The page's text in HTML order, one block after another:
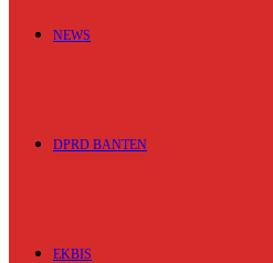
NEWS
DPRD BANTEN
EKBIS